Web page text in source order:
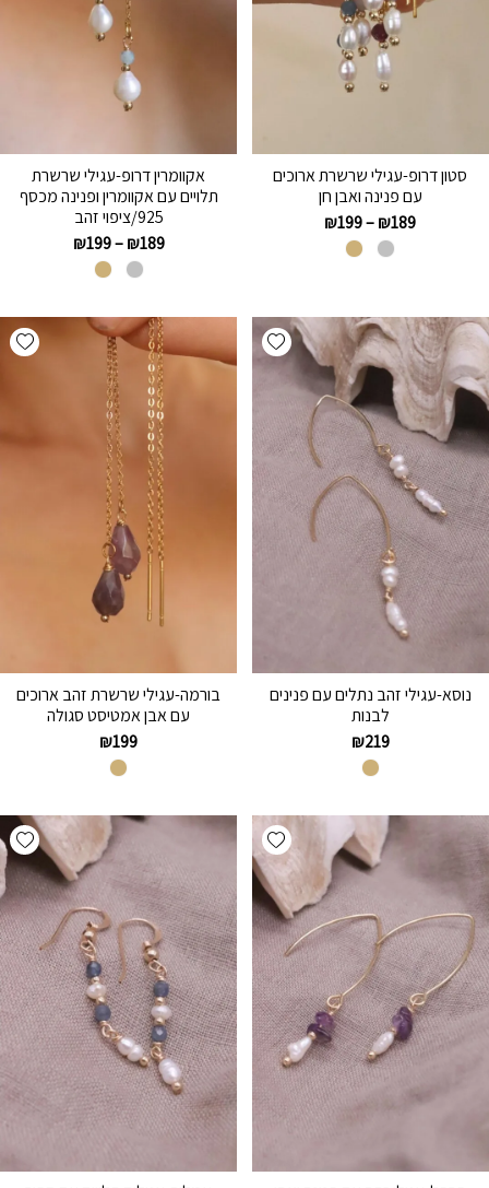
סטון דרופ-עגילי שרשרת ארוכים
עם פנינה ואבן חן
₪189
–
₪199
אקוומרין דרופ-עגילי שרשרת
תלויים עם אקוומרין ופנינה מכסף
925/ציפוי זהב
₪189
–
₪199
Add wishlist
נוסא-עגילי זהב נתלים עם פנינים
לבנות
₪219
בורמה-עגילי שרשרת זהב ארוכים
עם אבן אמטיסט סגולה
₪199
Add wishlist